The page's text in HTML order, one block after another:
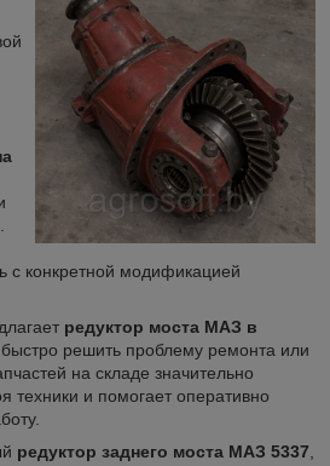
с конкретной модификацией
редуктор моста МАЗ в
быстро решить проблему ремонта или
на складе значительно
техники и помогает оперативно
редуктор заднего моста МАЗ 5337